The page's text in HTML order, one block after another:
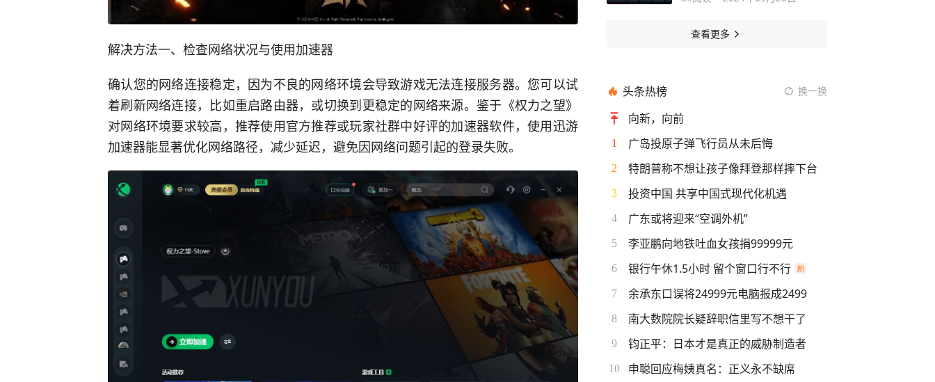
解决方法一、检查网络状况与使用加速器
确认您的网络连接稳定，因为不良的网络环境会导致游戏无法连接服务器。您可以试
着刷新网络连接，比如重启路由器，或切换到更稳定的网络来源。鉴于《权力之望》
对网络环境要求较高，推荐使用官方推荐或玩家社群中好评的加速器软件，使用迅游
加速器能显著优化网络路径，减少延迟，避免因网络问题引起的登录失败。
查看更多
头条热榜 换一换
向新，向前
1 广岛投原子弹飞行员从未后悔
2 特朗普称不想让孩子像拜登那样摔下台
3 投资中国 共享中国式现代化机遇
4 广东或将迎来“空调外机”
5 李亚鹏向地铁吐血女孩捐99999元
6 银行午休1.5小时 留个窗口行不行
7 余承东口误将24999元电脑报成2499
8 南大数院院长疑辞职信里写不想干了
9 钧正平：日本才是真正的威胁制造者
10 申聪回应梅姨真名：正义永不缺席